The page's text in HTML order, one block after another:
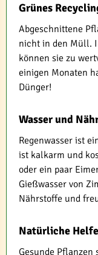
Grünes
Abgeschnittene
nicht in den Müll.
können sie zu
einigen Monaten
Dünger!
Wasser und
Regenwasser ist
ist kalkarm und
oder ein paar
Gießwasser von
Nährstoffe und
Natürliche
Gesunde